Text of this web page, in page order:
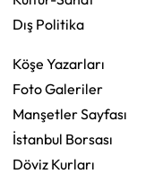
Dış Politika
Köşe Yazarları
Foto Galeriler
Manşetler Sayfası
İstanbul Borsası
Döviz Kurları